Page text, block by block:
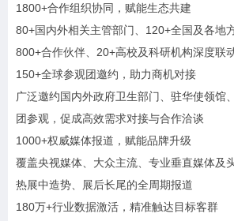
1800+合作组织协同，赋能生态共建
80+国内外相关主管部门、120+全国及各地
800+合作伙伴、20+高校及科研机构深度联
150+全球参观团邀约，助力商机对接
广泛邀约国内外政府卫生部门、驻华使领馆
团参观，促成高效需求对接与合作洽谈
1000+权威媒体报道，赋能品牌升级
覆盖央视媒体、大众主流、专业垂直媒体及
热展中造势、展后长尾的全周期报道
180万+行业数据激活，精准触达目标客群